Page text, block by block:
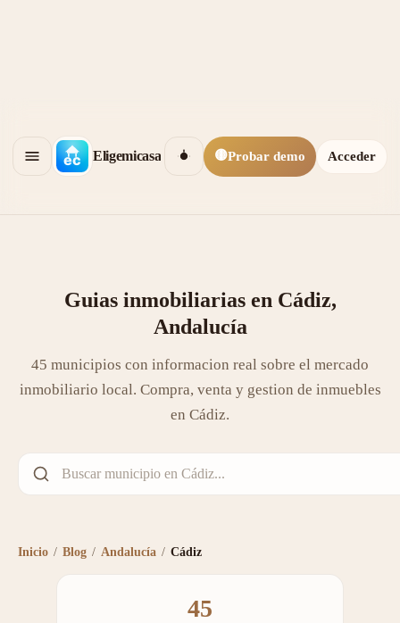
Eligemicasa 🟡Probar demo Acceder
Guias inmobiliarias en Cádiz,
Andalucía
45 municipios con informacion real sobre el mercado
inmobiliario local. Compra, venta y gestion de inmuebles
en Cádiz.
Inicio / Blog / Andalucía / Cádiz
45